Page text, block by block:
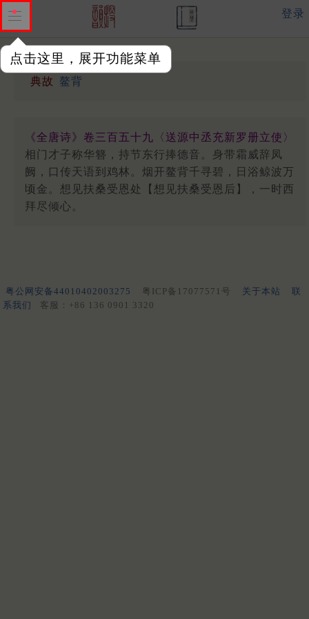
点击这里，展开功能菜单
登录
典故 鳌背
《全唐诗》卷三百五十九〈送源中丞充新罗册立使〉
相门才子称华簪，持节东行捧德音。身带霜威辞凤
阙，口传天语到鸡林。烟开鳌背千寻碧，日浴鲸波万
顷金。想见扶桑受恩处【想见扶桑受恩后】，一时西
拜尽倾心。
粤公网安备44010402003275 粤ICP备17077571号 关于本站
联
系我们
客服：+86 136 0901 3320